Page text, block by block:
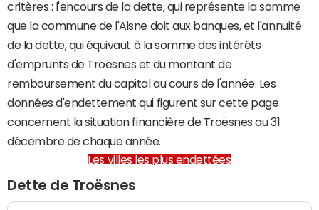
critères : l'encours de la dette, qui représente la somme
que la commune de l'Aisne doit aux banques, et l'annuité
de la dette, qui équivaut à la somme des intérêts
d'emprunts de Troësnes et du montant de
remboursement du capital au cours de l'année. Les
données d'endettement qui figurent sur cette page
concernent la situation financière de Troësnes au 31
décembre de chaque année.
Les villes les plus endettées
Dette de Troësnes